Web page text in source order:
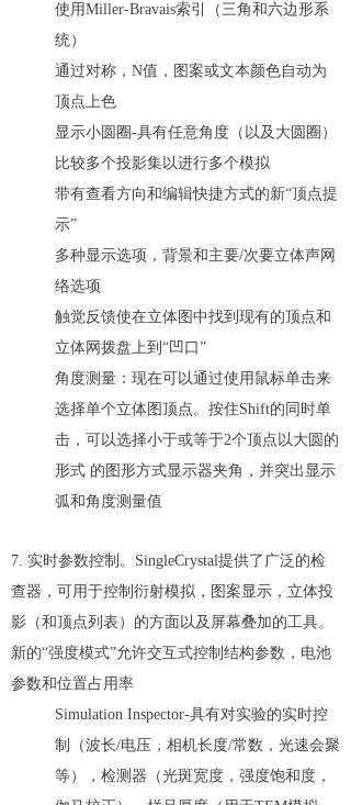
使用Miller-Bravais索引（三角和六边形系
统）
通过对称，N值，图案或文本颜色自动为
顶点上色
显示小圆圈-具有任意角度（以及大圆圈）
比较多个投影集以进行多个模拟
带有查看方向和编辑快捷方式的新“顶点提
示”
多种显示选项，背景和主要/次要立体声网
络选项
触觉反馈使在立体图中找到现有的顶点和
立体网拨盘上到“凹口”
角度测量：现在可以通过使用鼠标单击来
选择单个立体图顶点。按住Shift的同时单
击，可以选择小于或等于2个顶点以大圆的
形式 的图形方式显示器夹角，并突出显示
弧和角度测量值
7. 实时参数控制。SingleCrystal提供了广泛的检
查器，可用于控制衍射模拟，图案显示，立体投
影（和顶点列表）的方面以及屏幕叠加的工具。
新的“强度模式”允许交互式控制结构参数，电池
参数和位置占用率
Simulation Inspector-具有对实验的实时控
制（波长/电压，相机长度/常数，光速会聚
等），检测器（光斑宽度，强度饱和度，